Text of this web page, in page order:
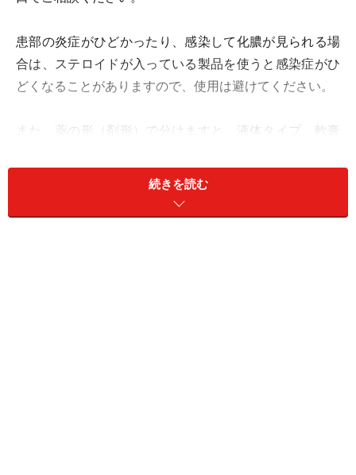
患部の炎症がひどかったり、感染して化膿が見られる場
合は、ステロイドが入っている製品を使うと感染症がひ
どくなることがありますので、使用は避けてください。
また、薬の形（剤形）で分けますと、液体タイプ、軟膏
子供が小さくて、刺された箇所を掻きむしってしまうこ
とを懸念するようでしたら、パッチタイプがお勧めで
続きを読む